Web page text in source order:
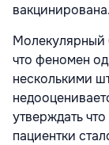
вакцинирована.
Молекулярный
что феномен
несколькими
утверждать
пациентки